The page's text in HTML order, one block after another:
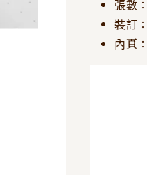
張數
裝訂
內頁：